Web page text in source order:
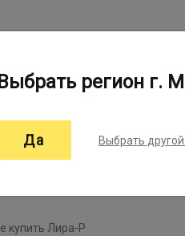
Производители
купить Лира-Р
Выбрать регион г.
Да Выбрать